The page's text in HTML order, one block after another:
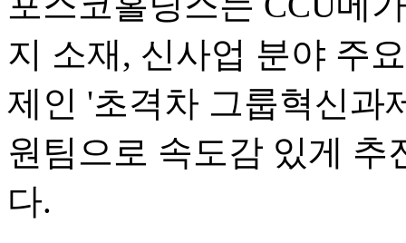
지 소재, 신사업 분야 주
제인 '초격차 그룹혁신과
원팀으로 속도감 있게 추
다.